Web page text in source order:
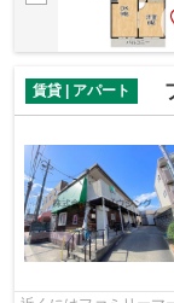
賃貸 | アパート